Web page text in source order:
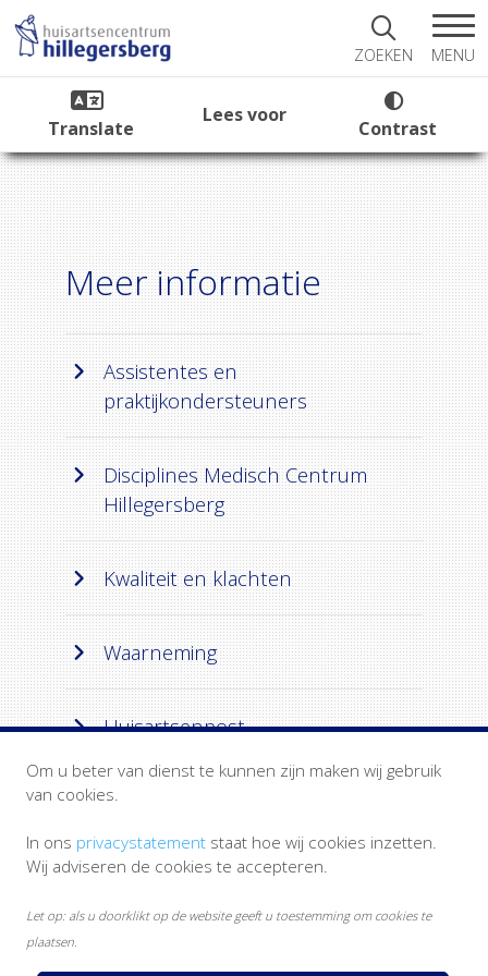
ZOEKEN MENU
Translate
Lees voor
Contrast
Meer informatie
Assistentes en
praktijkondersteuners
Disciplines Medisch Centrum
Hillegersberg
Kwaliteit en klachten
Waarneming
Huisartsenpost
Om u beter van dienst te kunnen zijn maken wij gebruik
van cookies.
In ons privacystatement staat hoe wij cookies inzetten.
Wij adviseren de cookies te accepteren.
Let op: als u doorklikt op de website geeft u toestemming om cookies te
plaatsen.